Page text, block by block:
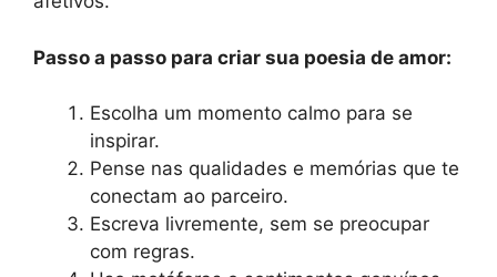
Passo a passo para criar sua poesia de amor:
Escolha um momento calmo para se
inspirar.
Pense nas qualidades e memórias que te
conectam ao parceiro.
Escreva livremente, sem se preocupar
com regras.